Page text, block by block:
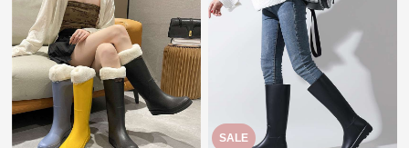
SALE